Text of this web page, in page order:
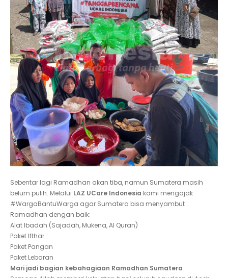
Sebentar lagi Ramadhan akan tiba, namun Sumatera masih
belum pulih. Melalui LAZ UCare Indonesia kami mengajak
#WargaBantuWarga agar Sumatera bisa menyambut
Ramadhan dengan baik:
Alat Ibadah (Sajadah, Mukena, Al Quran)
Paket Ifthar
Paket Pangan
Paket Lebaran
Mari jadi bagian kebahagiaan Ramadhan Sumatera